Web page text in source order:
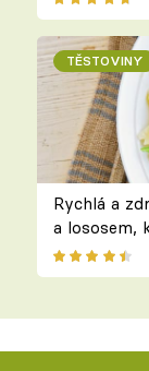
TĚSTOVINY
Rychlá a
a lososem,